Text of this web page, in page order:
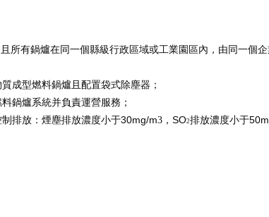
且所有鍋爐在同一個縣級行政區域或工業園區內，由同一個
成型燃料鍋爐且配置袋式除塵器；
鍋爐系統并負責運營服務；
排放：煙塵排放濃度小于30mg/m3， SO2排放濃度小于